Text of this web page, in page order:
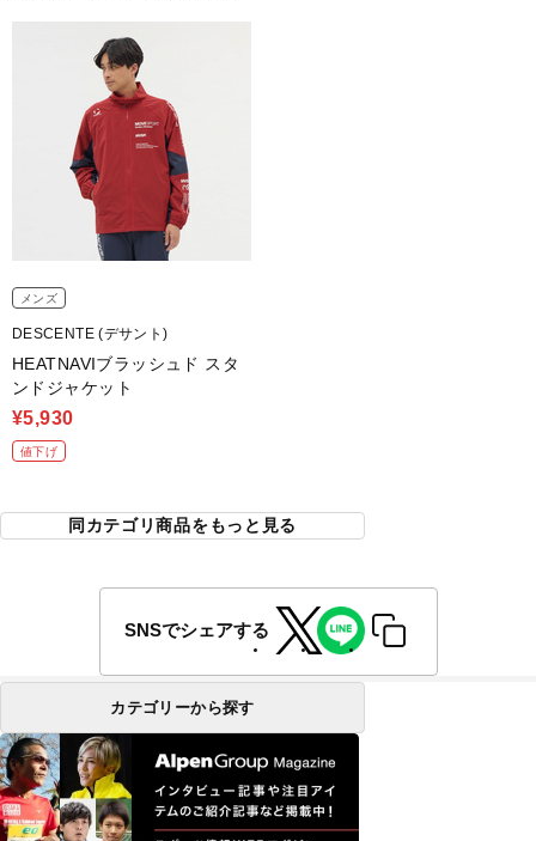
メンズ
DESCENTE (デサント)
HEATNAVIブラッシュド スタ
ンドジャケット
¥5,930
値下げ
同カテゴリ商品をもっと見る
SNSでシェアする
カテゴリーから探す